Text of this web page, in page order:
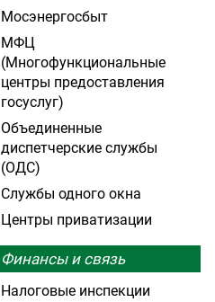
Мосэнергосбыт
МФЦ
(Многофункциональные
центры предоставления
госуслуг)
Объединенные
диспетчерские службы
(ОДС)
Службы одного окна
Центры приватизации
Финансы и связь
Налоговые инспекции